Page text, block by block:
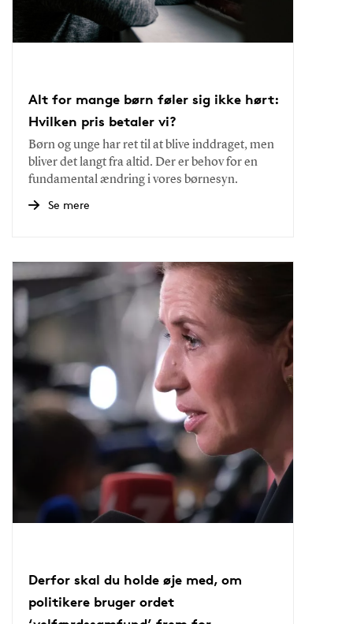
Alt for mange børn føler sig ikke hørt:
Hvilken pris betaler vi?
Børn og unge har ret til at blive inddraget, men
bliver det langt fra altid. Der er behov for en
fundamental ændring i vores børnesyn.
Se mere
Derfor skal du holde øje med, om
politikere bruger ordet